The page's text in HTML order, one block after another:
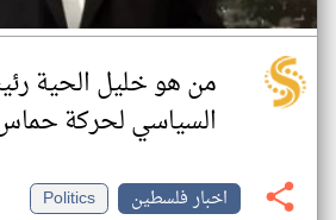
من هو خليل الحية
السياسي لحركة
اخبار فلسطين
Politics